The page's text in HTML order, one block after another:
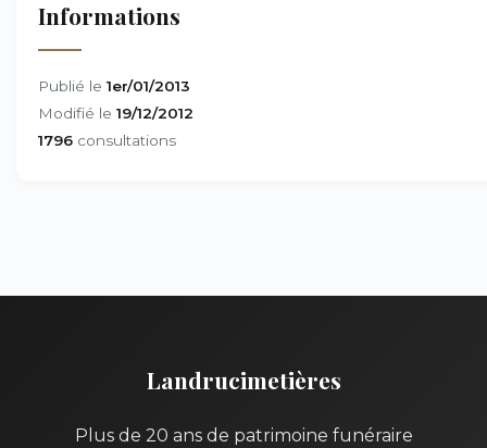
Informations
Publié le 1er/01/2013
Modifié le 19/12/2012
1796 consultations
Landrucimetières
Plus de 20 ans de patrimoine funéraire